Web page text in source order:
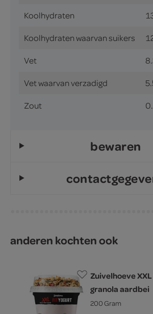
Koolhydraten
Koolhydraten waarvan suikers
Vet
Vet waarvan verzadigd
Zout
bewaren
anderen kochten ook
Zuivelhoeve
granola aardbei
200 Gram